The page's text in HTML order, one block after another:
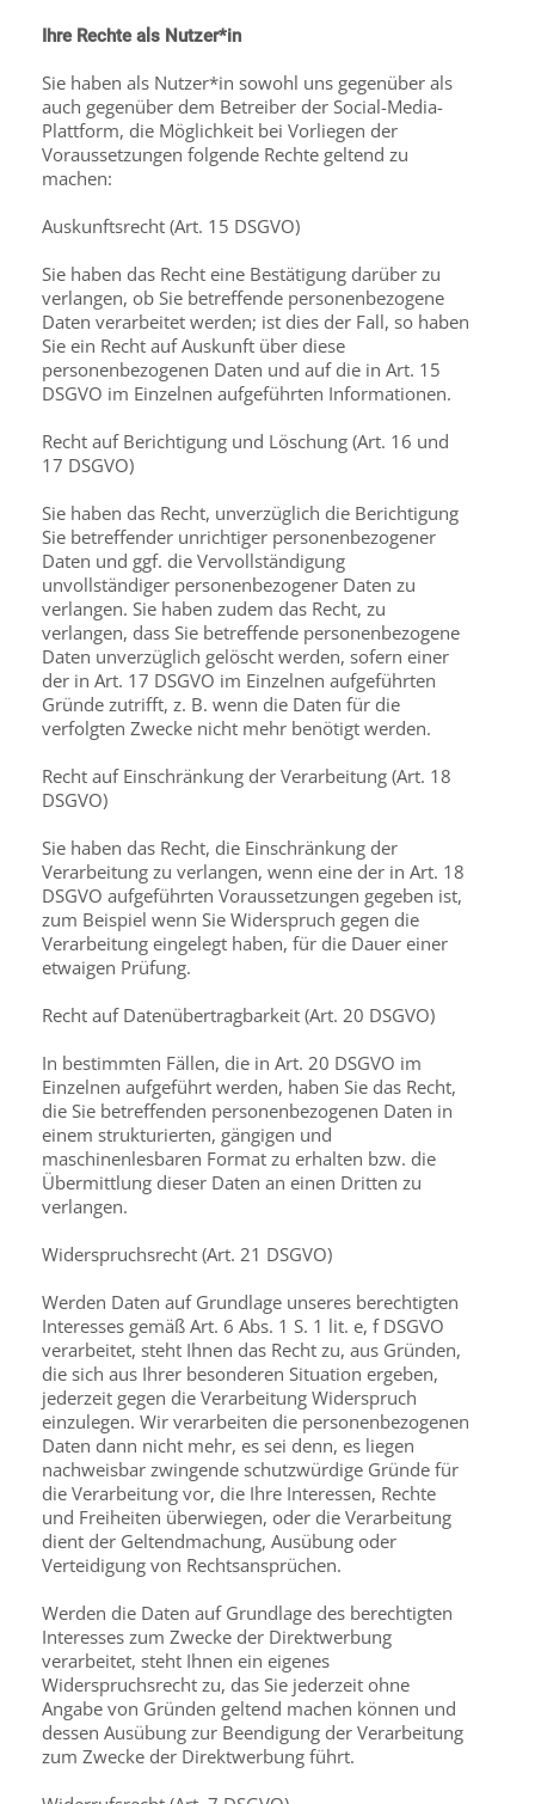
Ihre Rechte als Nutzer*in
Sie haben als Nutzer*in sowohl uns gegenüber als
auch gegenüber dem Betreiber der Social-Media-
Plattform, die Möglichkeit bei Vorliegen der
Voraussetzungen folgende Rechte geltend zu
machen:
Auskunftsrecht (Art. 15 DSGVO)
Sie haben das Recht eine Bestätigung darüber zu
verlangen, ob Sie betreffende personen­bezogene
Daten verarbeitet werden; ist dies der Fall, so haben
Sie ein Recht auf Auskunft über diese
personenbezogenen Daten und auf die in Art. 15
DSGVO im Einzelnen aufgeführten Informationen.
Recht auf Berichtigung und Löschung (Art. 16 und
17 DSGVO)
Sie haben das Recht, unverzüglich die Berichtigung
Sie betreffender unrichtiger personen­bezogener
Daten und ggf. die Vervollständigung
unvollständiger personenbezogener Daten zu
verlangen. Sie haben zudem das Recht, zu
verlangen, dass Sie betreffende personen­bezogene
Daten unverzüglich gelöscht werden, sofern einer
der in Art. 17 DSGVO im Einzelnen aufgeführten
Gründe zutrifft, z. B. wenn die Daten für die
verfolgten Zwecke nicht mehr benötigt werden.
Recht auf Einschränkung der Verarbeitung (Art. 18
DSGVO)
Sie haben das Recht, die Einschränkung der
Verarbeitung zu verlangen, wenn eine der in Art. 18
DSGVO aufgeführten Voraussetzungen gegeben ist,
zum Beispiel wenn Sie Widerspruch gegen die
Verarbeitung eingelegt haben, für die Dauer einer
etwaigen Prüfung.
Recht auf Datenübertragbarkeit (Art. 20 DSGVO)
In bestimmten Fällen, die in Art. 20 DSGVO im
Einzelnen aufgeführt werden, haben Sie das Recht,
die Sie betreffenden personenbezogenen Daten in
einem strukturierten, gängigen und
maschinenlesbaren Format zu erhalten bzw. die
Übermittlung dieser Daten an einen Dritten zu
verlangen.
Widerspruchsrecht (Art. 21 DSGVO)
Werden Daten auf Grundlage unseres berechtigten
Interesses gemäß Art. 6 Abs. 1 S. 1 lit. e, f DSGVO
verarbeitet, steht Ihnen das Recht zu, aus Gründen,
die sich aus Ihrer besonderen Situation ergeben,
jederzeit gegen die Verarbeitung Widerspruch
einzulegen. Wir verarbeiten die personenbezogenen
Daten dann nicht mehr, es sei denn, es liegen
nachweisbar zwingende schutzwürdige Gründe für
die Verarbeitung vor, die Ihre Interessen, Rechte
und Freiheiten überwiegen, oder die Verarbeitung
dient der Geltend­machung, Ausübung oder
Verteidigung von Rechtsansprüchen.
Werden die Daten auf Grundlage des berechtigten
Interesses zum Zwecke der Direktwer­bung
verarbeitet, steht Ihnen ein eigenes
Widerspruchsrecht zu, das Sie jederzeit ohne
Angabe von Gründen geltend machen können und
dessen Ausübung zur Beendigung der Verarbeitung
zum Zwecke der Direktwerbung führt.